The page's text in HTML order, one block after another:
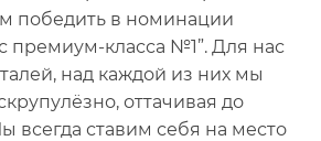
победить в номинации
премиум-класса №1”. Для нас
над каждой из них мы
оттачивая до
всегда ставим себя на место